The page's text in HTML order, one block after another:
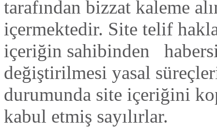
tarafından bizzat kaleme
içermektedir. Site telif
içeriğin sahibinden
değiştirilmesi yasal
durumunda site içeriğini
kabul etmiş sayılırlar.